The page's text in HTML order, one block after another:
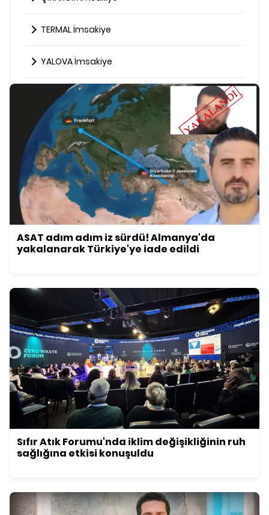
TERMAL İmsakiye
YALOVA İmsakiye
ASAT adım adım iz sürdü! Almanya'da
yakalanarak Türkiye'ye iade edildi
Sıfır Atık Forumu'nda iklim değişikliğinin ruh
sağlığına etkisi konuşuldu